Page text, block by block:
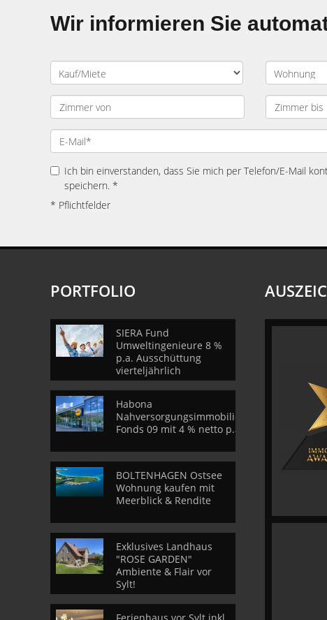
Wir informieren Sie
Ich bin einverstanden, dass Sie mich per Telefon/E-Mail
speichern. *
* Pflichtfelder
PORTFOLIO
SIERA Fund
Umweltingenieure 8 %
p.a. Ausschüttung
vierteljährlich
Habona
Nahversorgungsimmobilien
Fonds 09 mit 4 % netto p.a.
BOLTENHAGEN Ostsee
Wohnung kaufen mit
Meerblick & Rendite
Exklusives Landhaus
"ROSE GARDEN"
Ambiente & Flair vor
Sylt!